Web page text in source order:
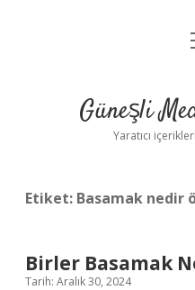
Güneşli
Yaratıcı
Etiket: Basamak nedir
Birler Basamak
Tarih: Aralık 30, 2024